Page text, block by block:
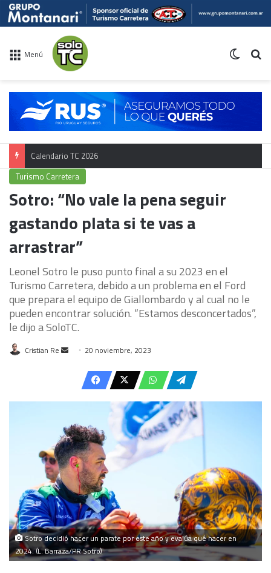
Menú
Calendario TC 2026
Turismo Carretera
Sotro: “No vale la pena seguir
gastando plata si te vas a
arrastrar”
Leonel Sotro le puso punto final a su 2023 en el
Turismo Carretera, debido a un problema en el Ford
que prepara el equipo de Giallombardo y al cual no le
pueden encontrar solución. “Estamos desconcertados”,
le dijo a SoloTC.
Cristian Re
Send
email
20 noviembre, 2023
Sotro decidió hacer un parate por este año y evalúa qué hacer en
2024. (L. Barraza/PR Sotro)